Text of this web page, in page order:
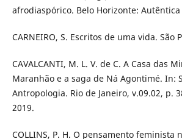
afrodiaspórico. Belo Horizonte: Autêntica
CARNEIRO, S. Escritos de uma vida. São
CAVALCANTI, M. L. V. de C. A Casa das
Maranhão e a saga de Ná Agontimé. In:
Antropologia. Rio de Janeiro, v.09.02, p.
2019.
COLLINS, P. H. O pensamento feminista